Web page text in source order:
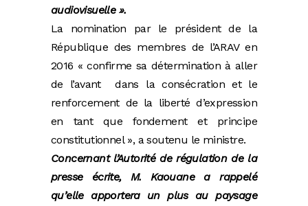
audiovisuelle ».
La nomination par le président de la
République des membres de l’ARAV en
2016 « confirme sa détermination à aller
de l’avant dans la consécration et le
renforcement de la liberté d’expression
en tant que fondement et principe
constitutionnel », a soutenu le ministre.
Concernant l’Autorité de régulation de la
presse écrite, M. Kaouane a rappelé
qu’elle apportera un plus au paysage